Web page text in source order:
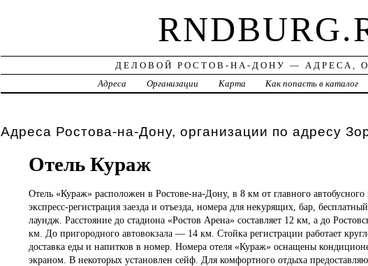
ДЕЛОВОЙ РОСТОВ-НА-ДОНУ — АДРЕСА,
Адреса
Организации Карта Как попасть в каталог
Адреса Ростова-на-Дону, организации по адресу
Отель Кураж
Отель «Кураж» расположен в Ростове-на-Дону, в 8 км от главного автобусного
экспресс-регистрация заезда и отъезда, номера для некурящих, бар,
лаундж. Расстояние до стадиона «Ростов Арена» составляет 12 км, а до
км. До пригородного автовокзала — 14 км. Стойка регистрации работает
доставка еды и напитков в номер. Номера отеля «Кураж» оснащены
экраном. В некоторых установлен сейф. Для комфортного отдыха